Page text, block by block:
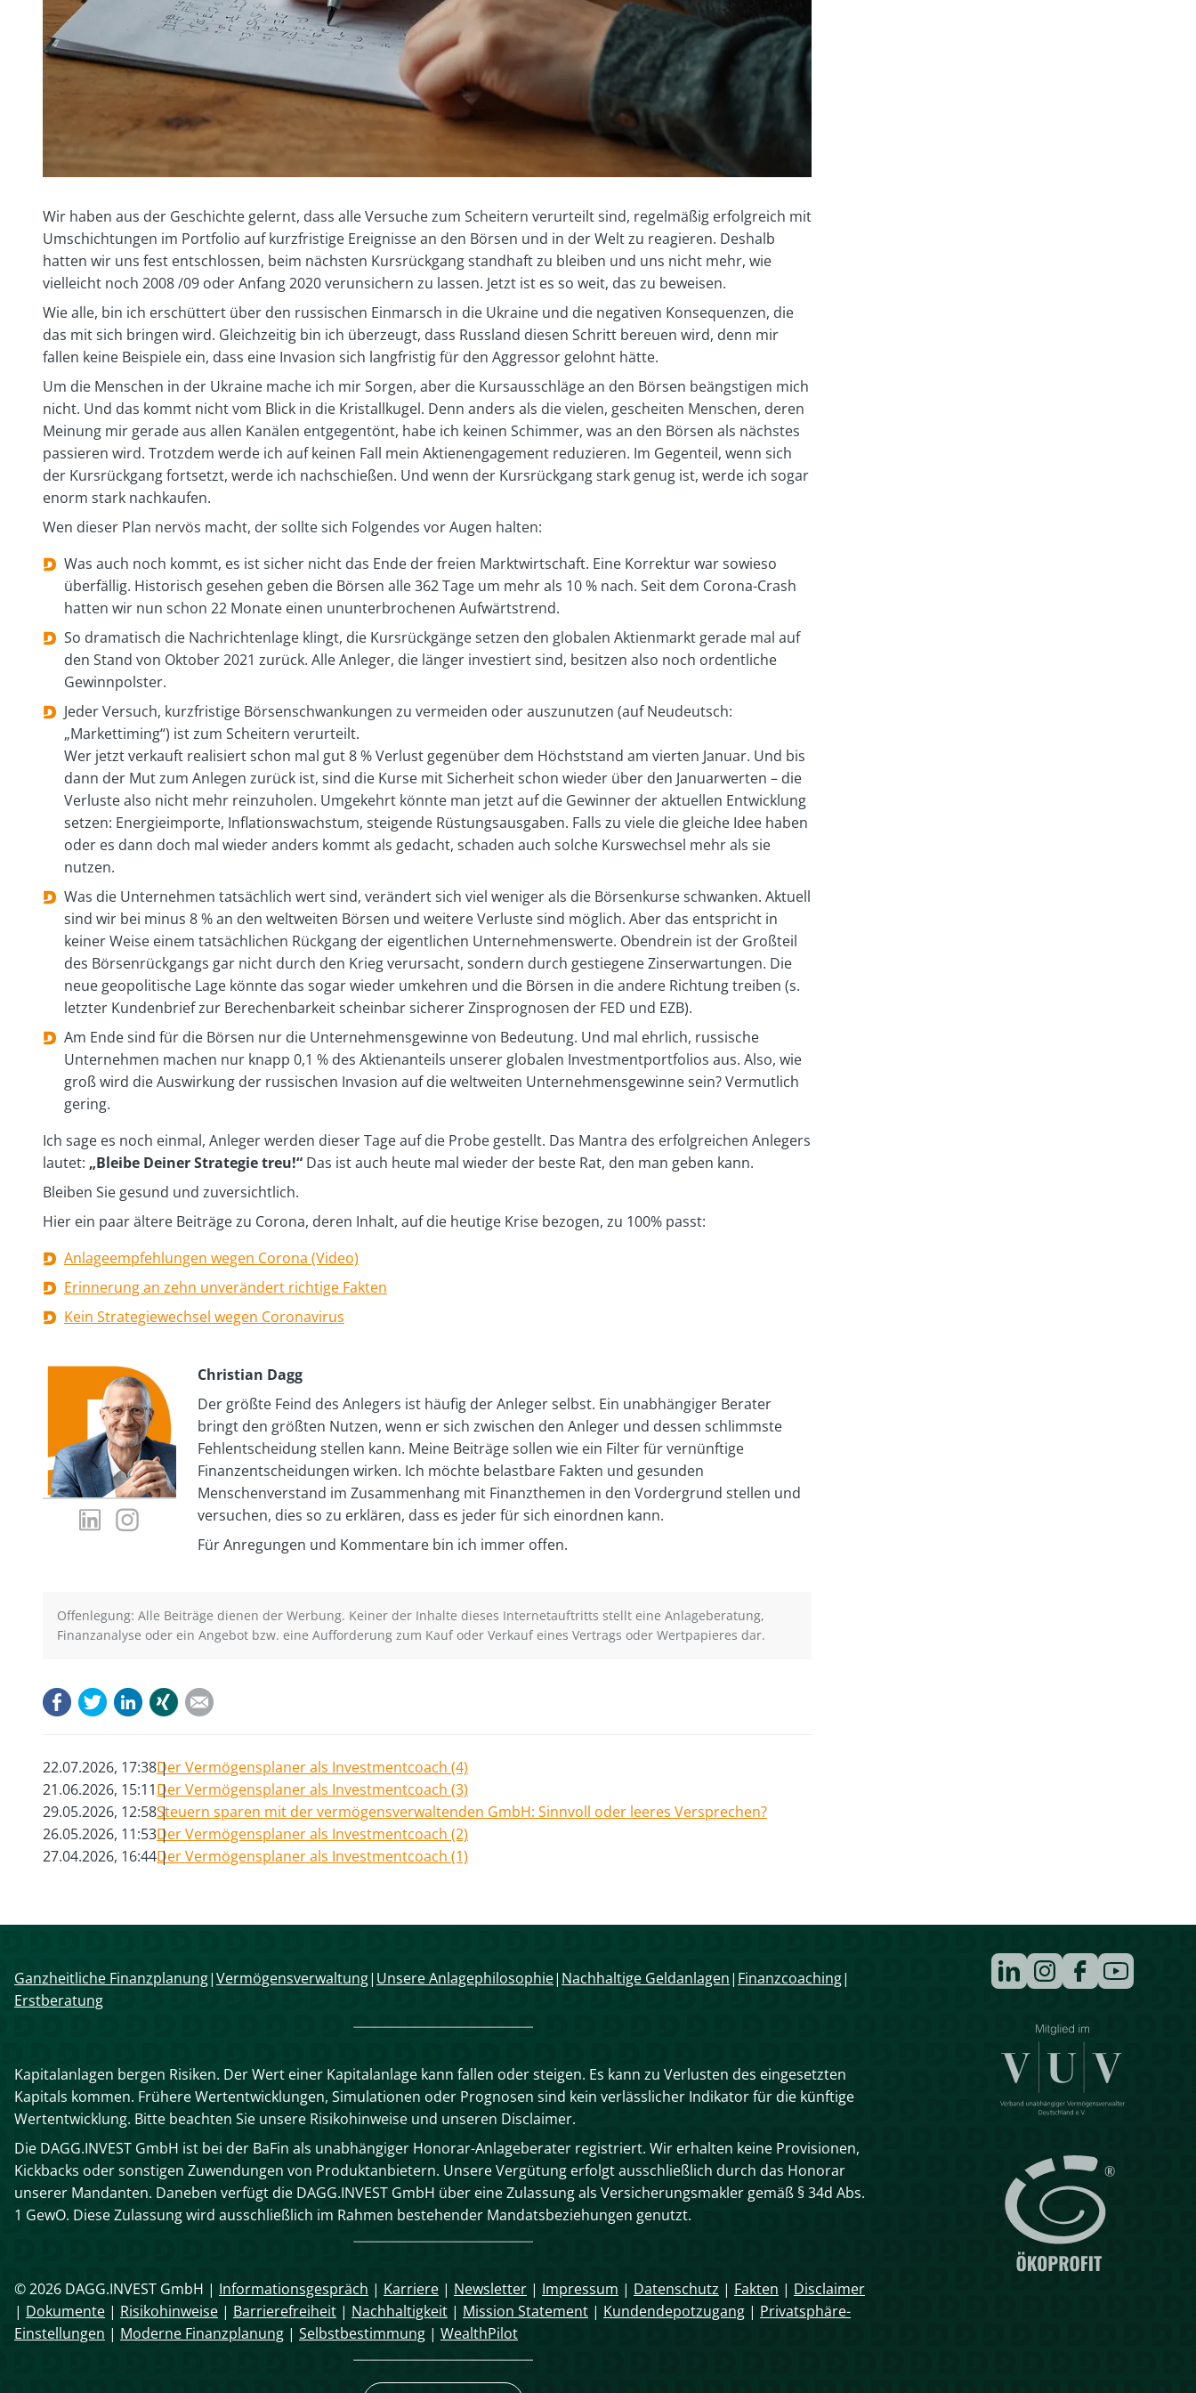
Wir haben aus der Geschichte gelernt, dass alle Versuche zum Scheitern verurteilt sind, regelmäßig erfolgreich mit
Umschichtungen im Portfolio auf kurzfristige Ereignisse an den Börsen und in der Welt zu reagieren. Deshalb
hatten wir uns fest entschlossen, beim nächsten Kursrückgang standhaft zu bleiben und uns nicht mehr, wie
vielleicht noch 2008 /09 oder Anfang 2020 verunsichern zu lassen. Jetzt ist es so weit, das zu beweisen.
Wie alle, bin ich erschüttert über den russischen Einmarsch in die Ukraine und die negativen Konsequenzen, die
das mit sich bringen wird. Gleichzeitig bin ich überzeugt, dass Russland diesen Schritt bereuen wird, denn mir
fallen keine Beispiele ein, dass eine Invasion sich langfristig für den Aggressor gelohnt hätte.
Um die Menschen in der Ukraine mache ich mir Sorgen, aber die Kursausschläge an den Börsen beängstigen mich
nicht. Und das kommt nicht vom Blick in die Kristallkugel. Denn anders als die vielen, gescheiten Menschen, deren
Meinung mir gerade aus allen Kanälen entgegentönt, habe ich keinen Schimmer, was an den Börsen als nächstes
passieren wird. Trotzdem werde ich auf keinen Fall mein Aktienengagement reduzieren. Im Gegenteil, wenn sich
der Kursrückgang fortsetzt, werde ich nachschießen. Und wenn der Kursrückgang stark genug ist, werde ich sogar
enorm stark nachkaufen.
Wen dieser Plan nervös macht, der sollte sich Folgendes vor Augen halten:
Was auch noch kommt, es ist sicher nicht das Ende der freien Marktwirtschaft. Eine Korrektur war sowieso
überfällig. Historisch gesehen geben die Börsen alle 362 Tage um mehr als 10 % nach. Seit dem Corona-Crash
hatten wir nun schon 22 Monate einen ununterbrochenen Aufwärtstrend.
So dramatisch die Nachrichtenlage klingt, die Kursrückgänge setzen den globalen Aktienmarkt gerade mal auf
den Stand von Oktober 2021 zurück. Alle Anleger, die länger investiert sind, besitzen also noch ordentliche
Gewinnpolster.
Jeder Versuch, kurzfristige Börsenschwankungen zu vermeiden oder auszunutzen (auf Neudeutsch:
„Markettiming“) ist zum Scheitern verurteilt.
Wer jetzt verkauft realisiert schon mal gut 8 % Verlust gegenüber dem Höchststand am vierten Januar. Und bis
dann der Mut zum Anlegen zurück ist, sind die Kurse mit Sicherheit schon wieder über den Januarwerten – die
Verluste also nicht mehr reinzuholen. Umgekehrt könnte man jetzt auf die Gewinner der aktuellen Entwicklung
setzen: Energieimporte, Inflationswachstum, steigende Rüstungsausgaben. Falls zu viele die gleiche Idee haben
oder es dann doch mal wieder anders kommt als gedacht, schaden auch solche Kurswechsel mehr als sie
nutzen.
Was die Unternehmen tatsächlich wert sind, verändert sich viel weniger als die Börsenkurse schwanken. Aktuell
sind wir bei minus 8 % an den weltweiten Börsen und weitere Verluste sind möglich. Aber das entspricht in
keiner Weise einem tatsächlichen Rückgang der eigentlichen Unternehmenswerte. Obendrein ist der Großteil
des Börsenrückgangs gar nicht durch den Krieg verursacht, sondern durch gestiegene Zinserwartungen. Die
neue geopolitische Lage könnte das sogar wieder umkehren und die Börsen in die andere Richtung treiben (s.
letzter Kundenbrief zur Berechenbarkeit scheinbar sicherer Zinsprognosen der FED und EZB).
Am Ende sind für die Börsen nur die Unternehmensgewinne von Bedeutung. Und mal ehrlich, russische
Unternehmen machen nur knapp 0,1 % des Aktienanteils unserer globalen Investmentportfolios aus. Also, wie
groß wird die Auswirkung der russischen Invasion auf die weltweiten Unternehmensgewinne sein? Vermutlich
gering.
Ich sage es noch einmal, Anleger werden dieser Tage auf die Probe gestellt. Das Mantra des erfolgreichen Anlegers
lautet: „Bleibe Deiner Strategie treu!“ Das ist auch heute mal wieder der beste Rat, den man geben kann.
Bleiben Sie gesund und zuversichtlich.
Hier ein paar ältere Beiträge zu Corona, deren Inhalt, auf die heutige Krise bezogen, zu 100% passt:
Anlageempfehlungen wegen Corona (Video)
Erinnerung an zehn unverändert richtige Fakten
Kein Strategiewechsel wegen Coronavirus
LinkedIn-
Profil
Instagram-
Christian Dagg
Der größte Feind des Anlegers ist häufig der Anleger selbst. Ein unabhängiger Berater
bringt den größten Nutzen, wenn er sich zwischen den Anleger und dessen schlimmste
Fehlentscheidung stellen kann. Meine Beiträge sollen wie ein Filter für vernünftige
Finanzentscheidungen wirken. Ich möchte belastbare Fakten und gesunden
Menschenverstand im Zusammenhang mit Finanzthemen in den Vordergrund stellen und
versuchen, dies so zu erklären, dass es jeder für sich einordnen kann.
Für Anregungen und Kommentare bin ich immer offen.
Offenlegung: Alle Beiträge dienen der Werbung. Keiner der Inhalte dieses Internetauftritts stellt eine Anlageberatung,
Finanzanalyse oder ein Angebot bzw. eine Aufforderung zum Kauf oder Verkauf eines Vertrags oder Wertpapieres dar.
FacebookTwitterLinkedIn
Xing
22.07.2026, 17:38Der Vermögensplaner als Investmentcoach (4)
21.06.2026, 15:11Der Vermögensplaner als Investmentcoach (3)
29.05.2026, 12:58Steuern sparen mit der vermögensverwaltenden GmbH: Sinnvoll oder leeres Versprechen?
26.05.2026, 11:53Der Vermögensplaner als Investmentcoach (2)
27.04.2026, 16:44Der Vermögensplaner als Investmentcoach (1)
Navigation
überspringen
Ganzheitliche Finanzplanung Vermögensverwaltung Unsere Anlagephilosophie Nachhaltige Geldanlagen Finanzcoaching
Erstberatung
Kapitalanlagen bergen Risiken. Der Wert einer Kapitalanlage kann fallen oder steigen. Es kann zu Verlusten des eingesetzten
Kapitals kommen. Frühere Wertentwicklungen, Simulationen oder Prognosen sind kein verlässlicher Indikator für die künftige
Wertentwicklung. Bitte beachten Sie unsere Risikohinweise und unseren Disclaimer.
Die DAGG.INVEST GmbH ist bei der BaFin als unabhängiger Honorar-Anlageberater registriert. Wir erhalten keine Provisionen,
Kickbacks oder sonstigen Zuwendungen von Produktanbietern. Unsere Vergütung erfolgt ausschließlich durch das Honorar
unserer Mandanten. Daneben verfügt die DAGG.INVEST GmbH über eine Zulassung als Versicherungsmakler gemäß § 34d Abs.
1 GewO. Diese Zulassung wird ausschließlich im Rahmen bestehender Mandatsbeziehungen genutzt.
© 2026 DAGG.INVEST GmbH | Informationsgespräch | Karriere | Newsletter | Impressum | Datenschutz | Fakten | Disclaimer
| Dokumente | Risikohinweise | Barrierefreiheit | Nachhaltigkeit | Mission Statement | Kundendepotzugang | Privatsphäre-
Einstellungen | Moderne Finanzplanung | Selbstbestimmung | WealthPilot
Navigation
überspringen